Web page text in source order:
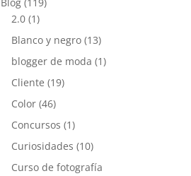
2.0 (1)
Blanco y negro (13)
blogger de moda (1)
Cliente (19)
Color (46)
Concursos (1)
Curiosidades (10)
Curso de fotografía